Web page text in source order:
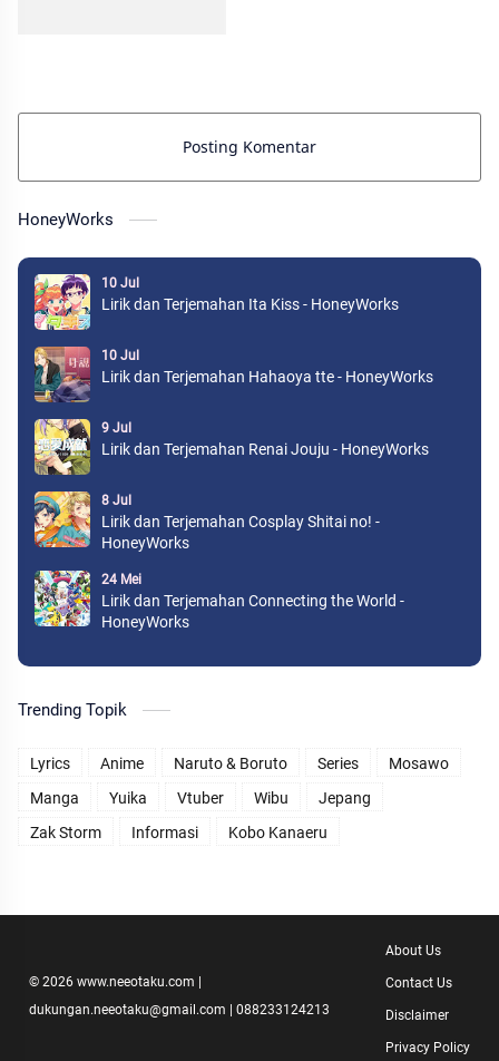
Posting Komentar
HoneyWorks
10 Jul
Lirik dan Terjemahan Ita Kiss - HoneyWorks
10 Jul
Lirik dan Terjemahan Hahaoya tte - HoneyWorks
9 Jul
Lirik dan Terjemahan Renai Jouju - HoneyWorks
8 Jul
Lirik dan Terjemahan Cosplay Shitai no! -
HoneyWorks
24 Mei
Lirik dan Terjemahan Connecting the World -
HoneyWorks
Trending Topik
Lyrics Anime Naruto & Boruto Series
Mosawo
Manga
Yuika Vtuber Wibu
Jepang
Zak Storm
Informasi Kobo Kanaeru
© 2026 www.neeotaku.com |
dukungan.neeotaku@gmail.com | 088233124213
About Us
Contact Us
Disclaimer
Privacy Policy